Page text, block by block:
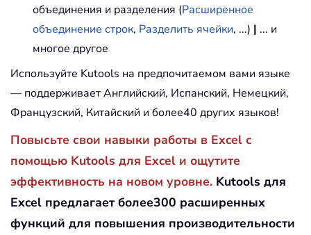
объединения и разделения (Расширенное
объединение строк, Разделить ячейки, ...) | ... и
многое другое
Используйте Kutools на предпочитаемом вами языке
— поддерживает Английский, Испанский, Немецкий,
Французский, Китайский и более40 других языков!
Повысьте свои навыки работы в Excel с
помощью Kutools для Excel и ощутите
эффективность на новом уровне. Kutools для
Excel предлагает более300 расширенных
функций для повышения производительности